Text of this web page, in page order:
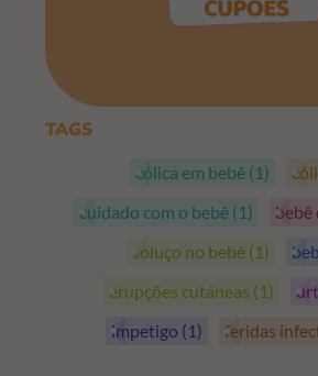
TAGS
cólica em bebê (1)
cuidado com o bebê (1)
soluço no bebê (1)
erupções cutáneas (1)
impetigo (1) feridas